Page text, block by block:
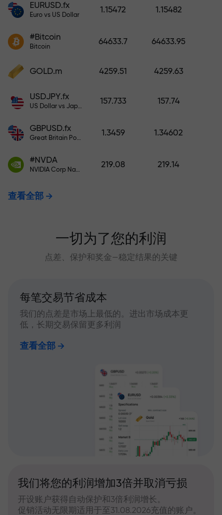
奖金。X1000不是印刷错误。存款
EURUSD.fx
Euro vs US Dollar
1.15472 1.15482
#Bitcoin
Bitcoin
64633.7 64633.95
GOLD.m 4259.51 4259.63
USDJPY.fx
US Dollar vs Japanese Yen
157.733 157.74
GBPUSD.fx
Great Britain Pound vs US Dollar
1.3459 1.34602
#NVDA
NVIDIA Corp Nasdaq Stock Exchange (Nasdaq) USD
219.08 219.14
查看全部
一切为了您的利润
点差、保护和奖金—稳定结果的关键
每笔交易节省成本
我们的点差是市场上最低的。进出市场成本更
低，长期交易保留更多利润
查看全部
我们将您的利润增加3倍并取消亏损
开设账户获得自动保护和3倍利润增长。
促销活动无限期适用于至31.08.2026充值的账户。